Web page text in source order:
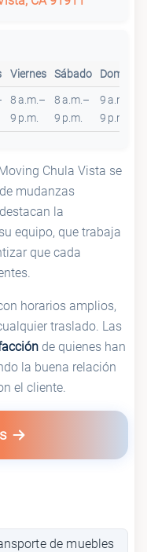
Viernes Sábado Domingo
8 a.m.–
9 p.m.
8 a.m.–
9 p.m.
9 a.m.–
9 p.m.
Chula Vista se
mudanzas
la
equipo, que trabaja
que cada
horarios amplios,
traslado. Las
de quienes han
la buena relación
el cliente.
de muebles